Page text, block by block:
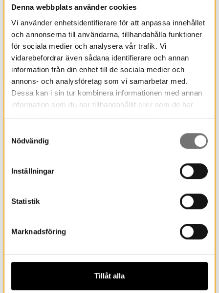
Denna webbplats använder cookies
Vi använder enhetsidentifierare för att anpassa innehållet
och annonserna till användarna, tillhandahålla funktioner
för sociala medier och analysera vår trafik. Vi
vidarebefordrar även sådana identifierare och annan
information från din enhet till de sociala medier och
annons- och analysföretag som vi samarbetar med.
Dessa kan i sin tur kombinera informationen med annan
information som du har tillhandahållit eller som de har
samlat in när du har använt deras tjänster.
Nödvändig
Inställningar
Statistik
Marknadsföring
Tillåt alla
föddes 31 juli 1803 i Långbanshyttan, Värmland.